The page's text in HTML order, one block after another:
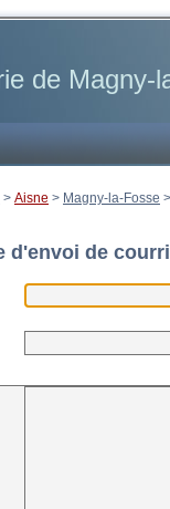
de Magny-
> Aisne > Magny-la-Fosse
d'envoi de